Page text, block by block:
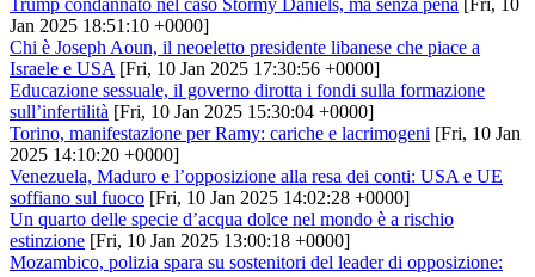
Trump condannato nel caso Stormy Daniels, ma senza pena [Fri, 10
Jan 2025 18:51:10 +0000]
Chi è Joseph Aoun, il neoeletto presidente libanese che piace a
Israele e USA [Fri, 10 Jan 2025 17:30:56 +0000]
Educazione sessuale, il governo dirotta i fondi sulla formazione
sull’infertilità [Fri, 10 Jan 2025 15:30:04 +0000]
Torino, manifestazione per Ramy: cariche e lacrimogeni [Fri, 10 Jan
2025 14:10:20 +0000]
Venezuela, Maduro e l’opposizione alla resa dei conti: USA e UE
soffiano sul fuoco [Fri, 10 Jan 2025 14:02:28 +0000]
Un quarto delle specie d’acqua dolce nel mondo è a rischio
estinzione [Fri, 10 Jan 2025 13:00:18 +0000]
Mozambico, polizia spara su sostenitori del leader di opposizione: